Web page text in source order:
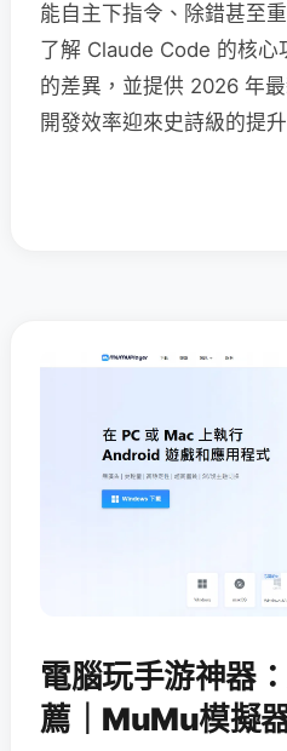
能自主下指令、除錯甚至
了解 Claude Code 的核
的差異，並提供 2026 年
開發效率迎來史詩級的提升
電腦玩手游神器
薦｜MuMu模擬